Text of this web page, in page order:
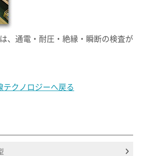
、通電・耐圧・絶縁・瞬断の検査が
テクノロジーへ戻る